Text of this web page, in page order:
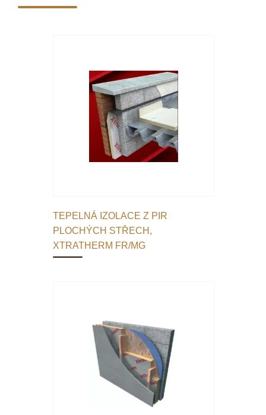
TEPELNÁ IZOLACE Z PIR
PLOCHÝCH STŘECH,
XTRATHERM FR/MG